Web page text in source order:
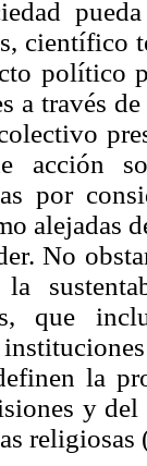
científico
político
a través
acción
por
alejadas
No
que
la
y
religiosas